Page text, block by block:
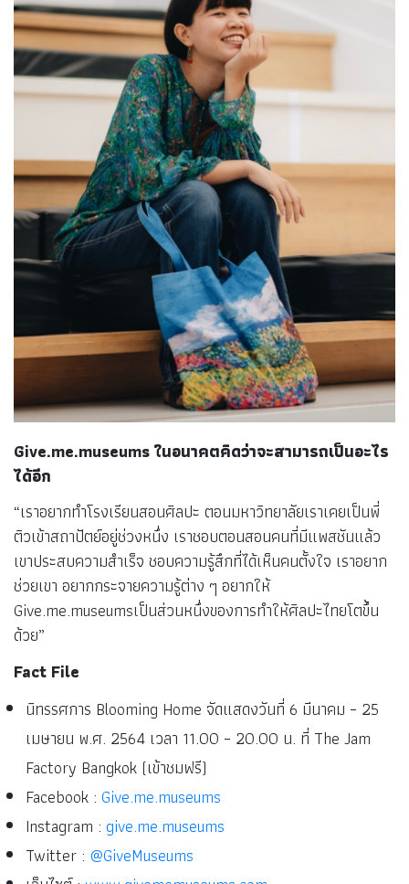
Give.me.museums ในอนาคตคิดว่าจะสามารถเป็นอะไร
ได้อีก
“เราอยากทำโรงเรียนสอนศิลปะ ตอนมหาวิทยาลัยเราเคยเป็นพี่
ติวเข้าสถาปัตย์อยู่ช่วงหนึ่ง เราชอบตอนสอนคนที่มีแพสชันแล้ว
เขาประสบความสำเร็จ ชอบความรู้สึกที่ได้เห็นคนตั้งใจ เราอยาก
ช่วยเขา อยากกระจายความรู้ต่าง ๆ อยากให้
Give.me.museumsเป็นส่วนหนึ่งของการทำให้ศิลปะไทยโตขึ้น
ด้วย”
Fact File
นิทรรศการ Blooming Home จัดแสดงวันที่ 6 มีนาคม – 25
เมษายน พ.ศ. 2564 เวลา 11.00 – 20.00 น. ที่ The Jam
Factory Bangkok (เข้าชมฟรี)
Facebook : Give.me.museums
Instagram : give.me.museums
Twitter : @GiveMuseums